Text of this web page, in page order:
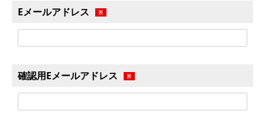
Eメールアドレス ※
確認用Eメールアドレス ※